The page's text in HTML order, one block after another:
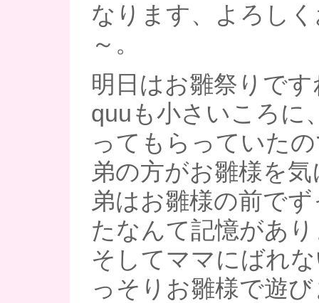
なります、よろし
～。
明日はお雛祭りです
quuも小さいころに
ってもらっていた
弟の方がお雛様を
弟はお雛様の前で
たなんて記憶があ
そしてママにばれ
っそりお雛様で遊